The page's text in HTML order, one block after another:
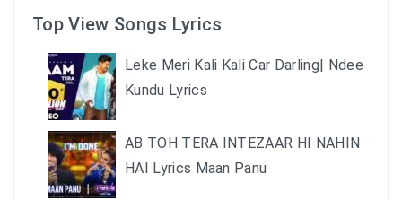
Top View Songs Lyrics
Leke Meri Kali Kali Car Darling| Ndee
Kundu Lyrics
AB TOH TERA INTEZAAR HI NAHIN
HAI Lyrics Maan Panu